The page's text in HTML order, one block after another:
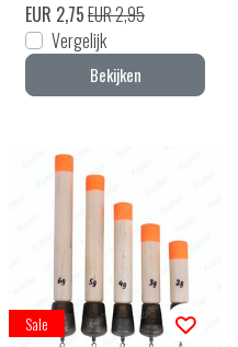
EUR 2,75EUR 2,95
Vergelijk
Bekijken
Sale